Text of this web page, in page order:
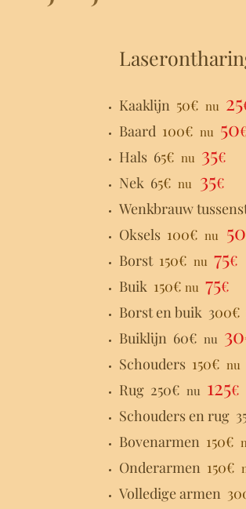
Kaaklijn 50€ nu 25
Baard 100€ nu 50
Hals 65€ nu 35€
Nek 65€ nu 35€
Wenkbrauw
Oksels 100€ nu 50
Borst 150€ nu 75€
Buik 150€ nu 75€
Borst en buik 300€
Buiklijn 60€ nu 30
Schouders 150€ nu
Rug 250€ nu 125€
Schouders en rug
Bovenarmen 150€
Onderarmen 150€
Volledige armen